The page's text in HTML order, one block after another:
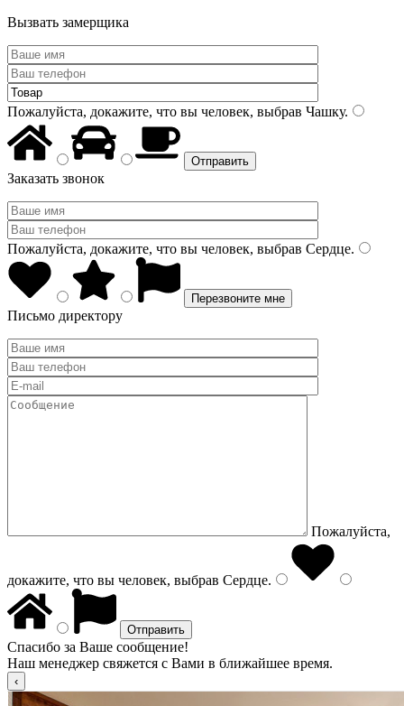
Вызвать замерщика
Пожалуйста, докажите, что вы человек, выбрав Чашку.
Заказать звонок
Пожалуйста, докажите, что вы человек, выбрав Сердце.
Письмо директору
Пожалуйста,
докажите, что вы человек, выбрав Сердце.
Спасибо за Ваше сообщение!
Наш менеджер свяжется с Вами в ближайшее время.